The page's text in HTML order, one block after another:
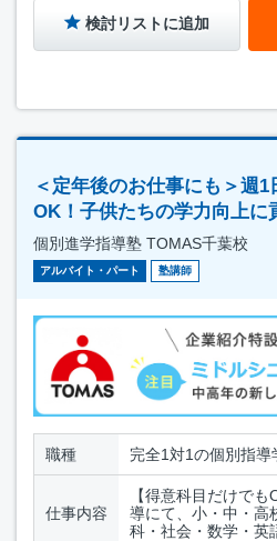
検討リストに追加
＜定年後のお仕事にも＞週1
OK！子供たちの学力向上に
個別進学指導塾 TOMAS千葉校
アルバイト・パート 塾講師
職種 完全1対1の個別指導
仕事内容
【得意科目だけで
導にて、小・中・高
科・社会・数学・英